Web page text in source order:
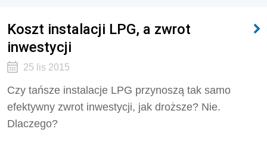
Koszt instalacji LPG, a zwrot
inwestycji
25 lis 2015
Czy tańsze instalacje LPG przynoszą tak samo
efektywny zwrot inwestycji, jak droższe? Nie.
Dlaczego?